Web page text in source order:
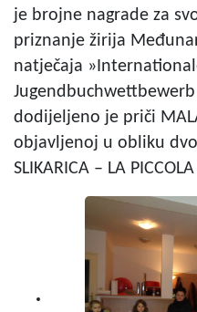
je brojne nagrade za
priznanje žirija
natječaja
dodijeljeno je priči
objavljenoj u obliku
SLIKARICA – LA